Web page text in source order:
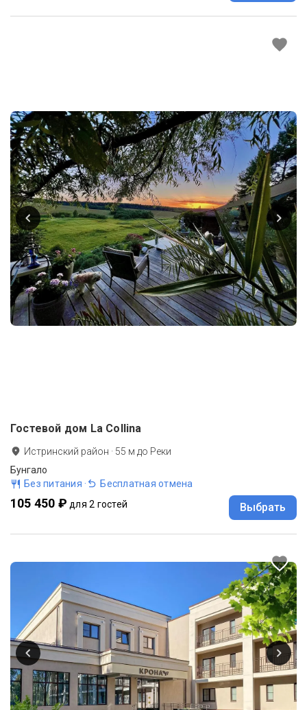
Гостевой дом La Collina
Истринский район · 55 м до Реки
Бунгало
Без питания · Бесплатная отмена
105 450 ₽ для 2 гостей Выбрать